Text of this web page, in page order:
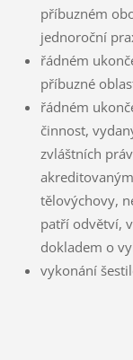
příbuzném
jednoroční
řádném
příbuzné
řádném
činnost,
zvláštních
tělovýchovy,
patří odvětví,
dokladem o
vykonání